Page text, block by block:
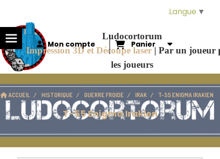
Ludocortorum
Impression 3D et Découpe laser |Par un joueur
les joueurs
Mon compte Panier
ACCUEIL HISTORIQUE GUERRE FROIDE IRAK T-55 ENIGMA IRAKIEN
T-55 Enigma Irakien
Langue ▼